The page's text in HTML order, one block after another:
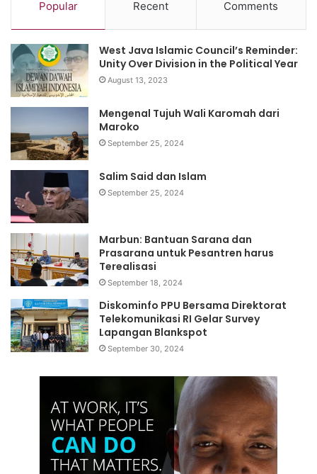
Anda tidak perlu memasukkan semua data lagi untuk
habis. Anda masih bisa memilih batch berikutnya atau
batch lainnya. Setelah menemukan batch berikutnya yang
sesuai, Klik Pilih Batch dan Anda akan menerima notifikasi
lolos atau tidak untuk ikut batch di akun Dashboard Anda.
Sumber:tirto, prakerja.go.id
Popular Recent Comments
West Java Islamic Council’s Reminder:
Unity Over Division in the Political Year
August 13, 2023
Mengenal Tujuh Wali Karomah dari
Maroko
September 25, 2024
Salim Said dan Islam
September 25, 2024
Marbun: Bantuan Sarana dan
Prasarana untuk Pesantren harus
Terealisasi
September 18, 2024
Diskominfo PPU Bersama Direktorat
Telekomunikasi RI Gelar Survey
Lapangan Blankspot
September 30, 2024